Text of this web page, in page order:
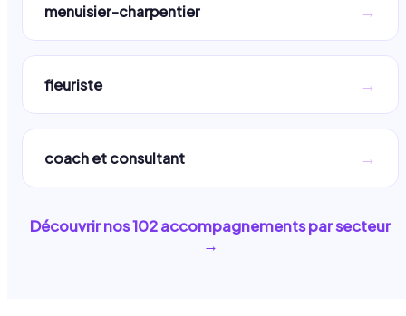
menuisier-charpentier →
fleuriste →
coach et consultant →
Découvrir nos102accompagnements par secteur
→